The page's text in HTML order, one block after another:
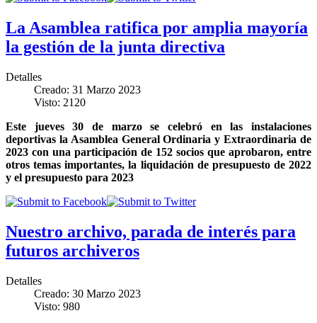
La Asamblea ratifica por amplia mayoría
la gestión de la junta directiva
Detalles
Creado: 31 Marzo 2023
Visto: 2120
Este jueves 30 de marzo se celebró en las instalaciones
deportivas la Asamblea General Ordinaria y Extraordinaria de
2023 con una participación de 152 socios que aprobaron, entre
otros temas importantes, la liquidación de presupuesto de 2022
y el presupuesto para 2023
Nuestro archivo, parada de interés para
futuros archiveros
Detalles
Creado: 30 Marzo 2023
Visto: 980